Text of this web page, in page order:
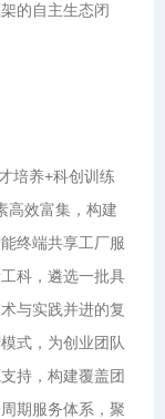
的自主生态闭
培养+科创训练
高效富集，构建
终端共享工厂服
科，遴选一批具
与实践并进的复
式，为创业团队
持，构建覆盖团
期服务体系，聚